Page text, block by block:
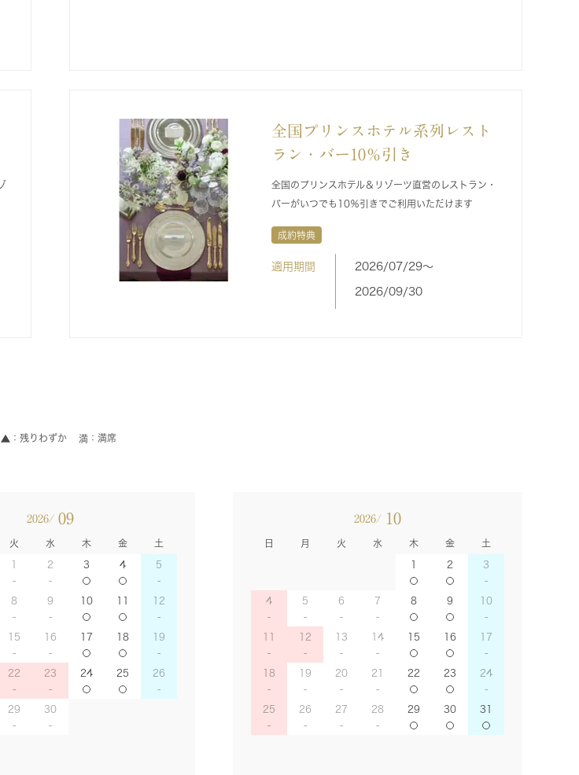
全国プリンスホテル系列レスト
ラン・バー10％引き
全国のプリンスホテル＆リゾーツ直営のレストラン・
バーがいつでも10％引きでご利用いただけます
成約特典
適用期間 2026/07/29〜
2026/09/30
残りわずか 満席
2026/ 09
火 水 木 金 土
1 2 3 4 5
8 9 10 11 12
15 16 17 18 19
22 23 24 25 26
29 30
2026/ 10
日 月 火 水 木 金 土
1 2 3
4 5 6 7 8 9 10
11 12 13 14 15 16 17
18 19 20 21 22 23 24
25 26 27 28 29 30 31